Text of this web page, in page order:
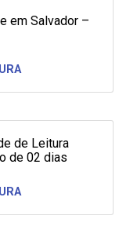
em Salvador –
de Leitura
de 02 dias